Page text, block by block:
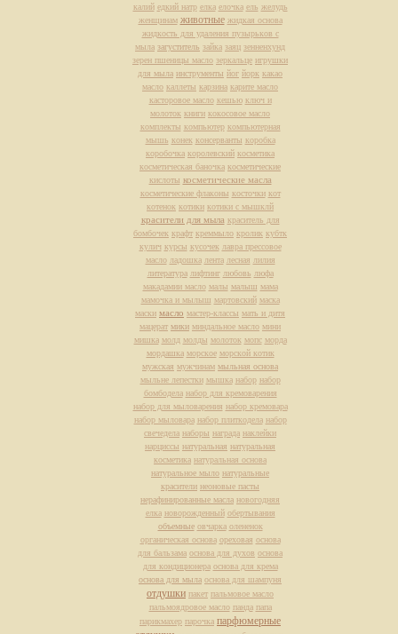
калий едкий натр елка елочка ель желудь
женщинам животные жидкая основа
жидкость для удаления пузырьков с
мыла загуститель зайка заяц зенненхунд
зерен пшеницы масло зеркальце игрушки
для мыла инструменты йог йорк какао
масло каллеты карзина карите масло
касторовое масло кешью ключ и
молоток книги кокосовое масло
комплекты компьютер компьютерная
мышь конек консерванты коробка
коробочка королевский косметика
косметическая баночка косметические
кислоты косметические масла
косметические флаконы косточки кот
котенок котики котики с мышклй
красители для мыла краситель для
бомбочек крафт креммыло кролик кубтк
кулич курсы кусочек лавра прессовое
масло ладошка лента лесная лилия
литература лифтинг любовь люфа
макадамии масло малы малыш мама
мамочка и мылыш мартовский маска
маски масло мастер-классы мать и дитя
мацерат мики миндальное масло мини
мишка молд молды молоток мопс морда
мордашка морское морской котик
мужская мужчинам мыльная основа
мыльне лепестки мышка набор набор
бомбодела набор для кремоварения
набор для мыловарения набор кремовара
набор мыловара набор плиткодела набор
свечедела наборы награда наклейки
нарциссы натуральная натуральная
косметика натуральная основа
натуральное мыло натуральные
красители неоновые пасты
нерафинированные масла новогодняя
елка новорожденный обертывания
объемные овчарка олененок
органическая основа ореховая основа
для бальзама основа для духов основа
для кондиционера основа для крема
основа для мыла основа для шампуня
отдушки пакет пальмовое масло
пальмоядровое масло панда папа
парикмахер парочка парфюмерные